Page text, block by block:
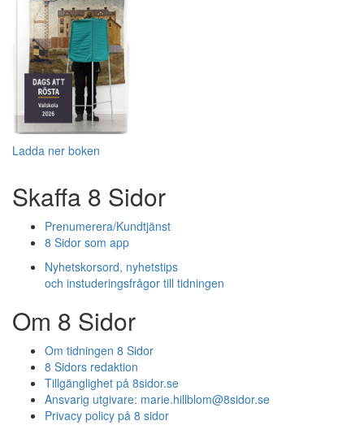
Ladda ner boken
Skaffa 8 Sidor
Prenumerera/Kundtjänst
8 Sidor som app
Nyhetskorsord, nyhetstips
och instuderingsfrågor till tidningen
Om 8 Sidor
Om tidningen 8 Sidor
8 Sidors redaktion
Tillgänglighet på 8sidor.se
Ansvarig utgivare: marie.hillblom@8sidor.se
Privacy policy på 8 sidor